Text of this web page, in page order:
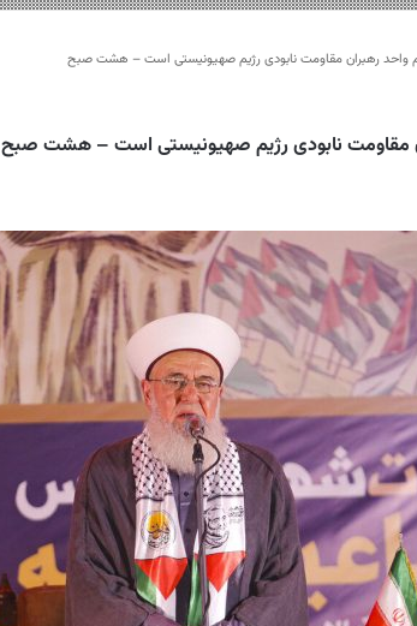
واحد رهبران مقاومت نابودی رژیم صهیونیستی است – هشت صبح
مقاومت نابودی رژیم صهیونیستی است – هشت صبح